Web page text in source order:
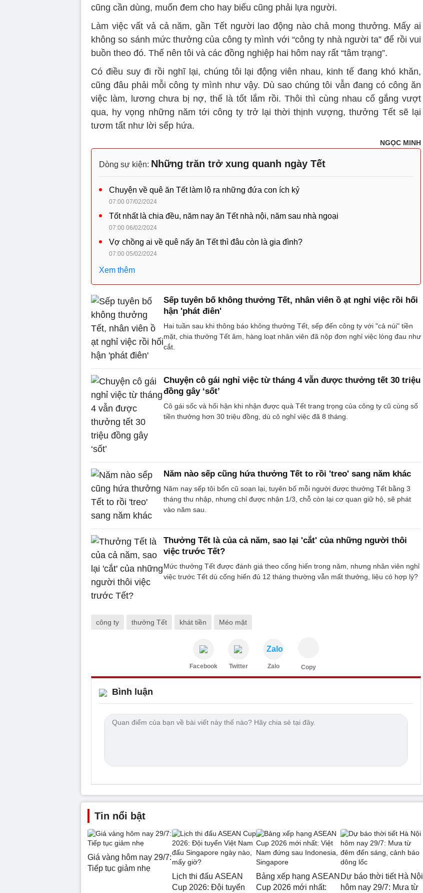
cũng cần dùng, muốn đem cho hay biếu cũng phải lựa người.
Làm việc vất vả cả năm, gần Tết người lao động nào chả mong thưởng. Mấy ai
không so sánh mức thưởng của công ty mình với “công ty nhà người ta” để rồi vui
buồn theo đó. Thế nên tôi và các đồng nghiệp hai hôm nay rất “tâm trạng”.
Có điều suy đi rồi nghĩ lại, chúng tôi lại động viên nhau, kinh tế đang khó khăn,
cũng đâu phải mỗi công ty mình như vậy. Dù sao chúng tôi vẫn đang có công ăn
việc làm, lương chưa bị nợ, thế là tốt lắm rồi. Thôi thì cùng nhau cố gắng vượt
qua, hy vọng những năm tới công ty trở lại thời thịnh vượng, thưởng Tết sẽ lại
tươm tất như lời sếp hứa.
NGỌC MINH
Dòng sự kiện: Những trăn trở xung quanh ngày Tết
Chuyện về quê ăn Tết làm lộ ra những đứa con ích kỷ
07:00 07/02/2024
Tốt nhất là chia đều, năm nay ăn Tết nhà nội, năm sau nhà ngoại
07:00 06/02/2024
Vợ chồng ai về quê nấy ăn Tết thì đâu còn là gia đình?
07:00 05/02/2024
Xem thêm
Sếp tuyên bố không thưởng Tết, nhân viên ồ ạt nghỉ việc rồi hối
hận 'phát điên'
Hai tuần sau khi thông báo không thưởng Tết, sếp đến công ty với "cả núi" tiền
mặt, chia thưởng Tết âm, hàng loạt nhân viên đã nộp đơn nghỉ việc lòng đau như
cắt.
Chuyện cô gái nghỉ việc từ tháng 4 vẫn được thưởng tết 30 triệu
đồng gây ‘sốt’
Cô gái sốc và hối hận khi nhận được quà Tết trang trọng của công ty cũ cùng số
tiền thưởng hơn 30 triệu đồng, dù cô nghỉ việc đã 8 tháng.
Năm nào sếp cũng hứa thưởng Tết to rồi 'treo' sang năm khác
Năm nay sếp tôi bổn cũ soạn lại, tuyên bố mỗi người được thưởng Tết bằng 3
tháng thu nhập, nhưng chỉ được nhận 1/3, chỗ còn lại cơ quan giữ hộ, sẽ phát
vào năm sau.
Thưởng Tết là của cả năm, sao lại 'cắt' của những người thôi
việc trước Tết?
Mức thưởng Tết được đánh giá theo cống hiến trong năm, nhưng nhân viên nghỉ
việc trước Tết dù cống hiến đủ 12 tháng thường vẫn mất thưởng, liệu có hợp lý?
công ty thưởng Tết khát tiền Méo mặt
Facebook Twitter
Zalo
Zalo Copy
Bình luận
Tin nổi bật
Giá vàng hôm nay 29/7:
Tiếp tục giảm nhẹ
Lịch thi đấu ASEAN
Cup 2026: Đội tuyển
Bảng xếp hạng ASEAN
Cup 2026 mới nhất:
Dự báo thời tiết Hà Nội
hôm nay 29/7: Mưa từ